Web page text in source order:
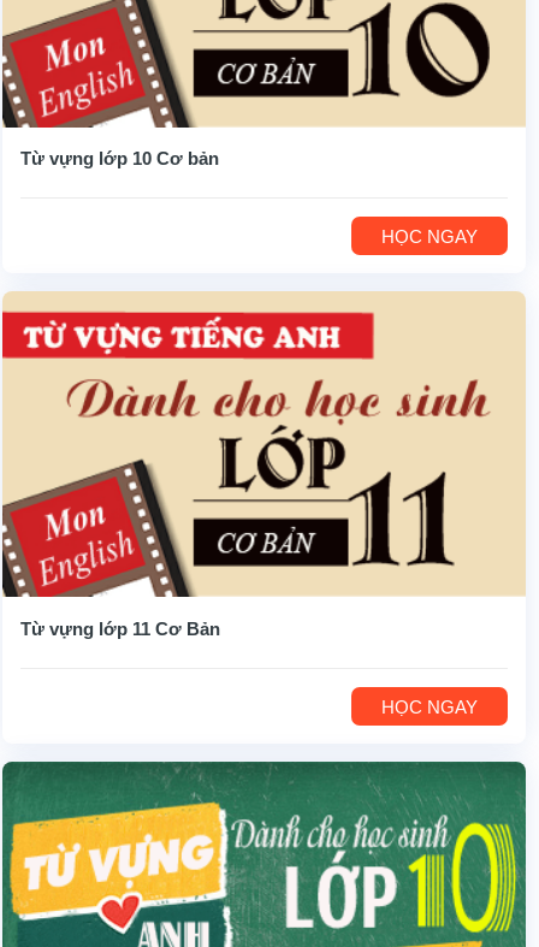
Từ vựng lớp 10 Cơ bản
HỌC NGAY
Từ vựng lớp 11 Cơ Bản
HỌC NGAY